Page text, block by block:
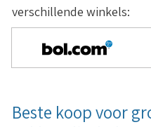
verschillende winkels:
Beste koop voor